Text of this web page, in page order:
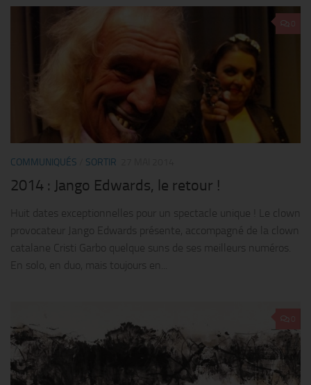
COMMUNIQUÉS SORTIR
2014 : Jango Edwards, le retour !
Huit dates exceptionnelles pour un spectacle unique ! Le clown
provocateur Jango Edwards présente, accompagné de la clown
catalane Cristi Garbo quelque suns de ses meilleurs numéros.
En solo, en duo, mais toujours en...